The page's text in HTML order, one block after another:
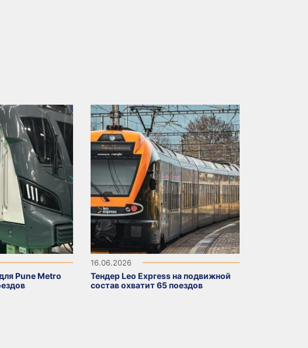
Pune Metro
16.06.2026
Тендер Leo Express на подвижной
состав охватит 65 поездов